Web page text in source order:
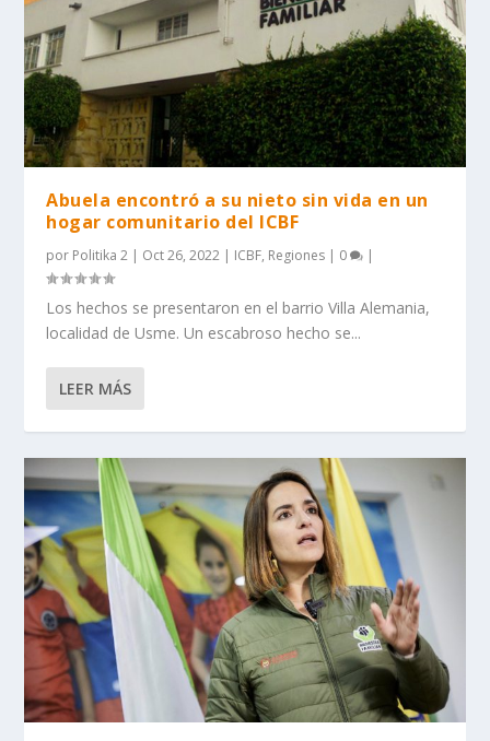
Abuela encontró a su nieto sin vida en un
hogar comunitario del ICBF
por Politika 2 | Oct 26, 2022 | ICBF, Regiones | 0 |
Los hechos se presentaron en el barrio Villa Alemania,
localidad de Usme. Un escabroso hecho se...
LEER MÁS